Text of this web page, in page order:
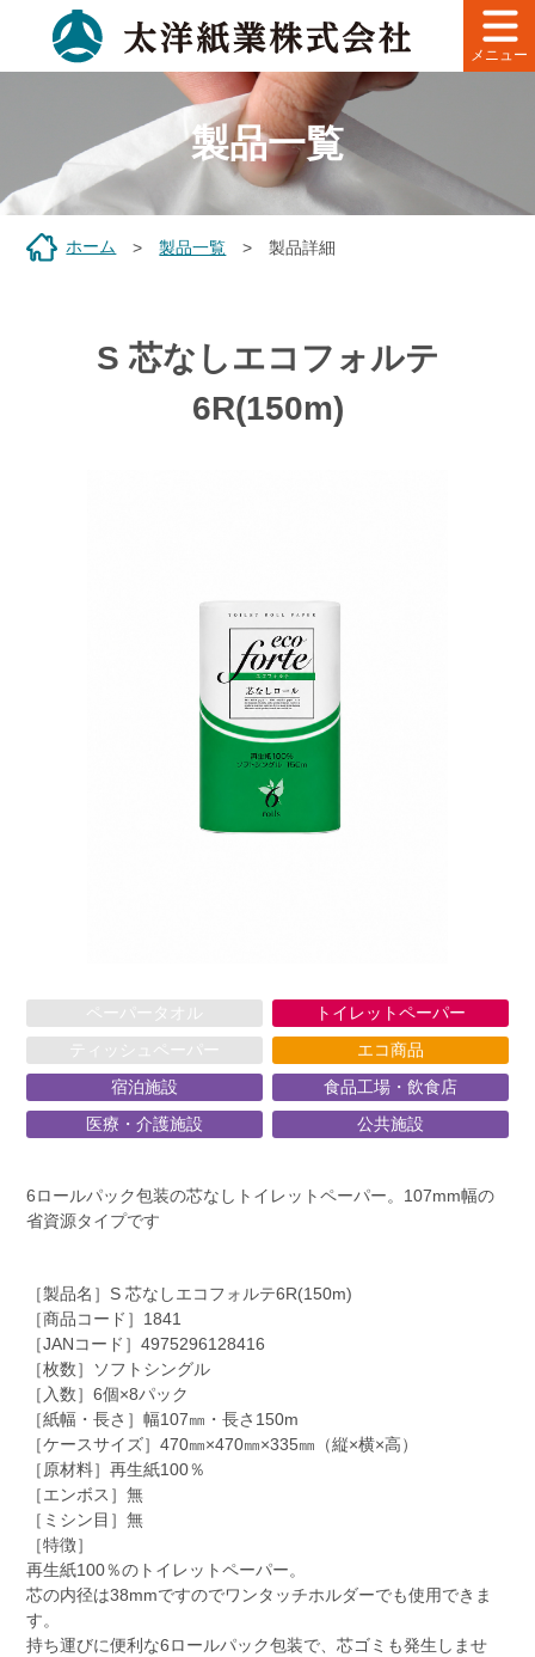
メニュー
製品一覧
ホーム 製品一覧 製品詳細
S 芯なしエコフォルテ
6R(150m)
ペーパータオル
トイレットペーパー
ティッシュペーパー
エコ商品
宿泊施設
食品工場・飲食店
医療・介護施設
公共施設
6ロールパック包装の芯なしトイレットペーパー。107mm幅の
省資源タイプです
［製品名］ S 芯なしエコフォルテ6R(150m)
［商品コード］ 1841
［JANコード］4975296128416
［枚数］ ソフトシングル
［入数］6個×8パック
［紙幅・長さ］幅107㎜・長さ150m
［ケースサイズ］470㎜×470㎜×335㎜（縦×横×高）
［原材料］再生紙100％
［エンボス］無
［ミシン目］無
［特徴］
再生紙100％のトイレットペーパー。
芯の内径は38mmですのでワンタッチホルダーでも使用できま
す。
持ち運びに便利な6ロールパック包装で、芯ゴミも発生しませ